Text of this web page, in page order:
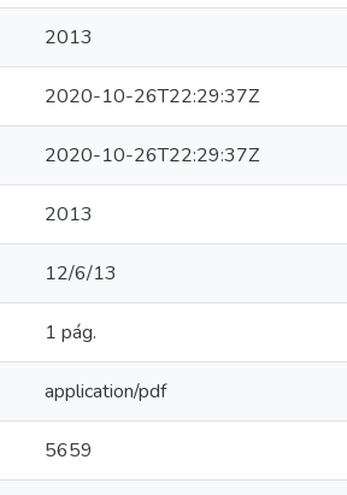
2013
2020-10-26T22:29:37Z
2020-10-26T22:29:37Z
2013
12/6/13
1 pág.
application/pdf
5659